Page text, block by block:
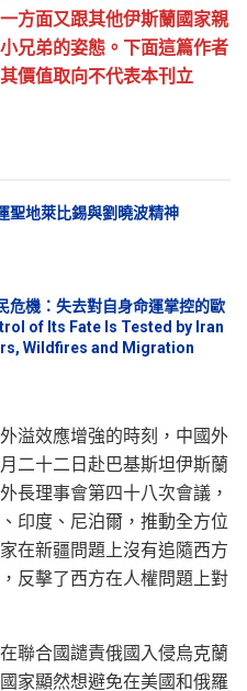
方面又跟其他伊斯蘭國家親
兄弟的姿態。下面這篇作者
價值取向不代表本刊立
聖地萊比錫與劉曉波精神
危機：失去對自身命運掌控的歐
of Its Fate Is Tested by Iran
Wildfires and Migration
溢效應增強的時刻，中國外
二十二日赴巴基斯坦伊斯蘭
長理事會第四十八次會議，
印度、尼泊爾，推動全方位
在新疆問題上沒有追隨西方
反擊了西方在人權問題上對
聯合國譴責俄國入侵烏克蘭
家顯然想避免在美國和俄羅